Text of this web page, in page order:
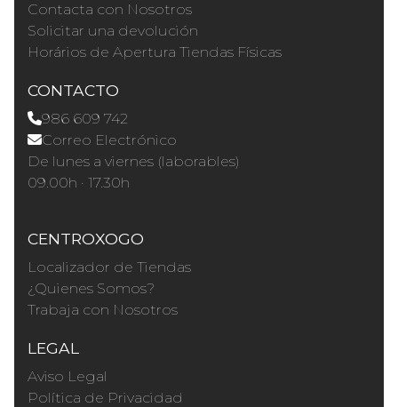
Contacta con Nosotros
Solicitar una devolución
Horários de Apertura Tiendas Físicas
CONTACTO
986 609 742
Correo Electrónico
De lunes a viernes (laborables)
09.00h · 17.30h
CENTROXOGO
Localizador de Tiendas
¿Quienes Somos?
Trabaja con Nosotros
LEGAL
Aviso Legal
Política de Privacidad